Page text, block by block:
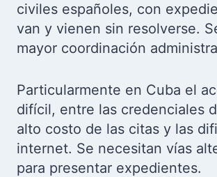
civiles españoles, con
van y vienen sin resolverse.
mayor coordinación
Particularmente en Cuba el
difícil, entre las credenciales
alto costo de las citas y las
internet. Se necesitan vías
para presentar expedientes.